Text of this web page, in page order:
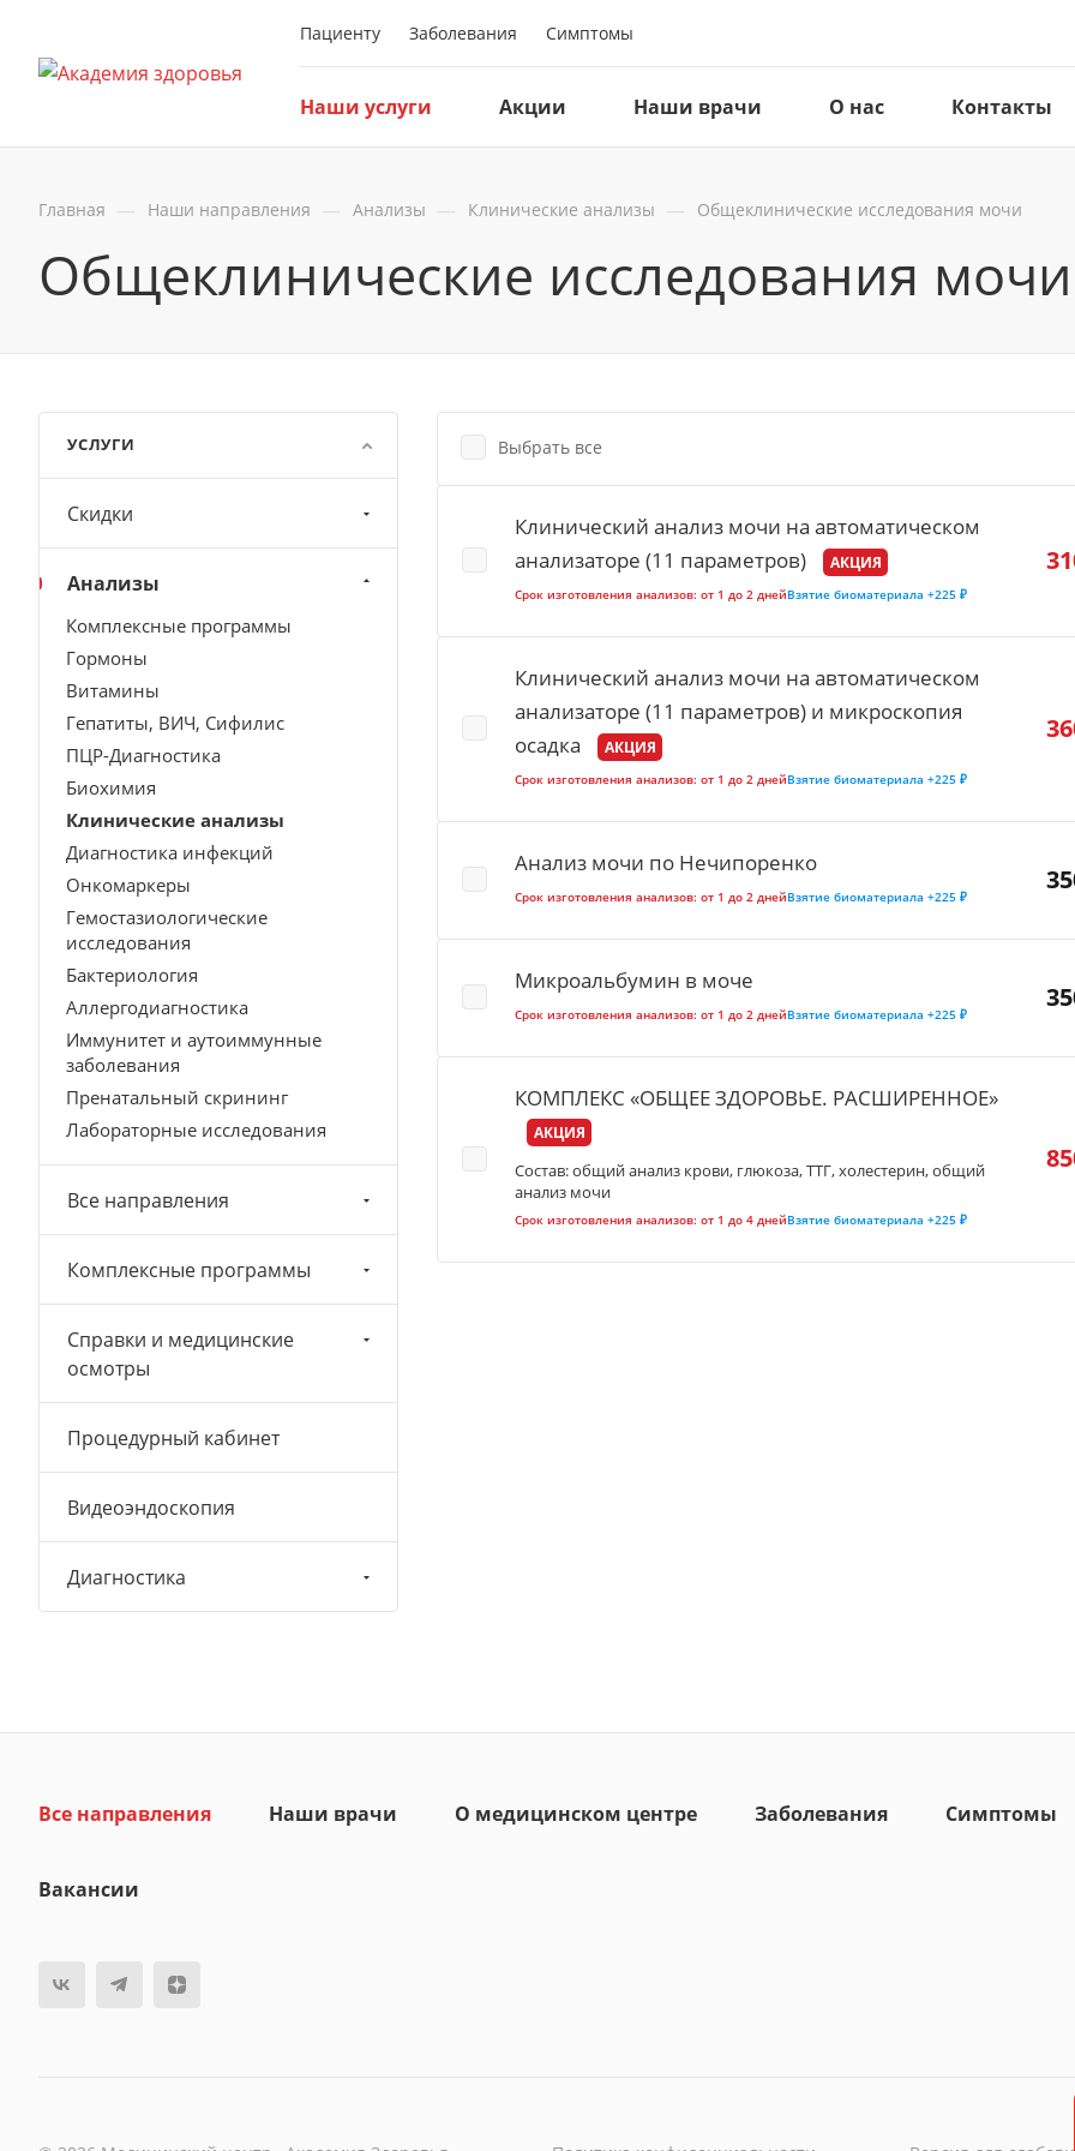
Пациенту Заболевания Симптомы
Наши услуги Акции Наши врачи О нас Контакты
Главная — Наши направления — Анализы — Клинические анализы — Общеклинические исследования мочи
Общеклинические исследования мочи
Выбрать все
Клинический анализ мочи на автоматическом
анализаторе (11 параметров)
АКЦИЯ
Срок изготовления анализов: от 1 до 2 днейВзятие биоматериала +225 ₽
Клинический анализ мочи на автоматическом
анализаторе (11 параметров) и микроскопия
осадка
АКЦИЯ
Срок изготовления анализов: от 1 до 2 днейВзятие биоматериала +225 ₽
Анализ мочи по Нечипоренко
Срок изготовления анализов: от 1 до 2 днейВзятие биоматериала +225 ₽
Микроальбумин в моче
Срок изготовления анализов: от 1 до 2 днейВзятие биоматериала +225 ₽
КОМПЛЕКС «ОБЩЕЕ ЗДОРОВЬЕ. РАСШИРЕННОЕ»
АКЦИЯ
Состав: общий анализ крови, глюкоза, ТТГ, холестерин, общий
анализ мочи
Срок изготовления анализов: от 1 до 4 днейВзятие биоматериала +225 ₽
УСЛУГИ
Скидки
Анализы
Комплексные программы
Гормоны
Витамины
Гепатиты, ВИЧ, Сифилис
ПЦР-Диагностика
Биохимия
Клинические анализы
Диагностика инфекций
Онкомаркеры
Гемостазиологические
исследования
Бактериология
Аллергодиагностика
Иммунитет и аутоиммунные
заболевания
Пренатальный скрининг
Лабораторные исследования
Все направления
Комплексные программы
Справки и медицинские
осмотры
Процедурный кабинет
Видеоэндоскопия
Диагностика
Все направления Наши врачи О медицинском центре Заболевания Симптомы
Вакансии